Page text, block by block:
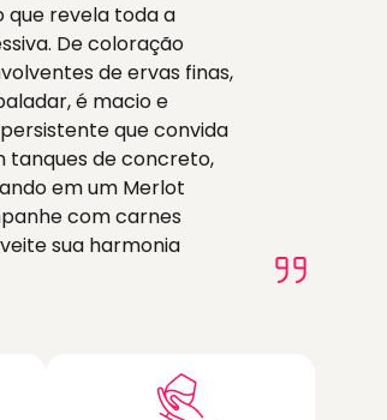
que revela toda a
De coloração
de ervas finas,
é macio e
que convida
tanques de concreto,
em um Merlot
com carnes
sua harmonia